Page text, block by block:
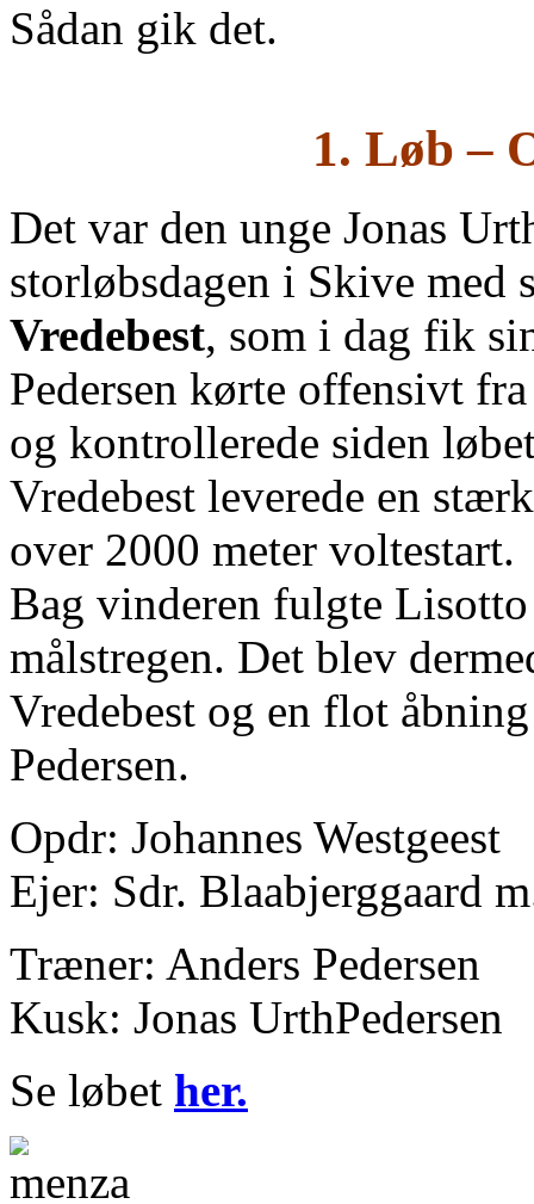
Sådan gik det.
1. Løb –
Det var den unge Jonas
storløbsdagen i Skive med
Vredebest, som i dag fik
Pedersen kørte offensivt
og kontrollerede siden
Vredebest leverede en
over 2000 meter voltestart.
Bag vinderen fulgte
målstregen. Det blev
Vredebest og en flot
Pedersen.
Opdr: Johannes Westgeest
Ejer: Sdr. Blaabjerggaard
Træner: Anders Pedersen
Kusk: Jonas UrthPedersen
Se løbet her.